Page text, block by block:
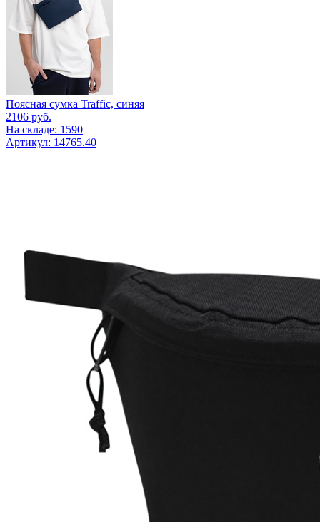
Поясная сумка Traffic, синяя
2106 руб.
На складе: 1590
Артикул: 14765.40